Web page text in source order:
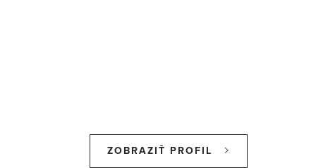
ZOBRAZIŤ PROFIL